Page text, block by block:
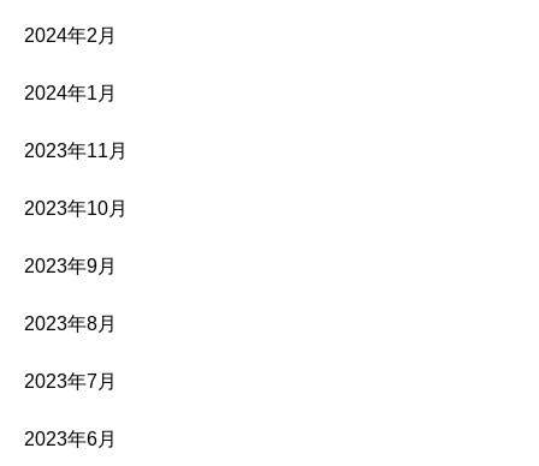
2024年2月
2024年1月
2023年11月
2023年10月
2023年9月
2023年8月
2023年7月
2023年6月